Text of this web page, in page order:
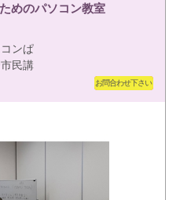
特選講座
お問合わせ下さい
めのパソコン教室
ンぱ
民講